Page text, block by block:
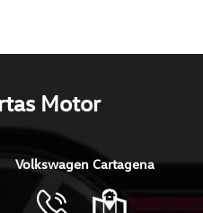
Motor
Volkswagen Cartagena